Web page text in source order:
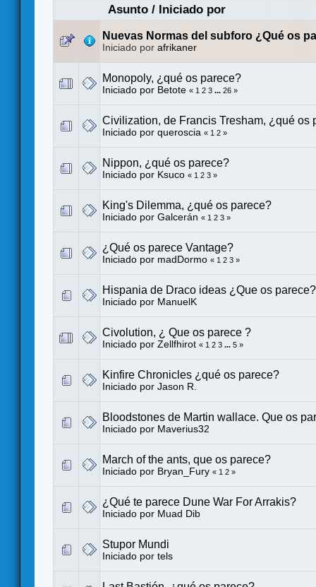
Asunto/ Iniciado por
Nuevas Normas del subforo ¿Qué os
Iniciado por afrikaner
Monopoly, ¿qué os parece?
Iniciado por Betote « 1 2 3 ... 26 »
Civilization, de Francis Tresham, ¿qué os
Iniciado por queroscia « 1 2 »
Nippon, ¿qué os parece?
Iniciado por Ksuco « 1 2 3 »
King's Dilemma, ¿qué os parece?
Iniciado por Galcerán « 1 2 3 »
¿Qué os parece Vantage?
Iniciado por madDormo « 1 2 3 »
Hispania de Draco ideas ¿Que os parece?
Iniciado por ManuelK
Civolution, ¿ Que os parece ?
Iniciado por Zellfhirot « 1 2 3 ... 5 »
Kinfire Chronicles ¿qué os parece?
Iniciado por Jason R.
Bloodstones de Martin wallace. Que os
Iniciado por Maverius32
March of the ants, que os parece?
Iniciado por Bryan_Fury « 1 2 »
¿Qué te parece Dune War For Arrakis?
Iniciado por Muad Dib
Stupor Mundi
Iniciado por tels